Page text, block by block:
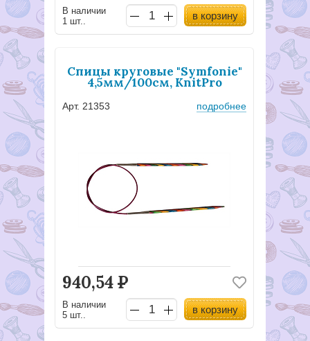
В наличии
1 шт..
в корзину
Спицы круговые "Symfonie"
4,5мм/100см, KnitPro
Арт. 21353 подробнее
940,54Р
В наличии
5 шт..
в корзину